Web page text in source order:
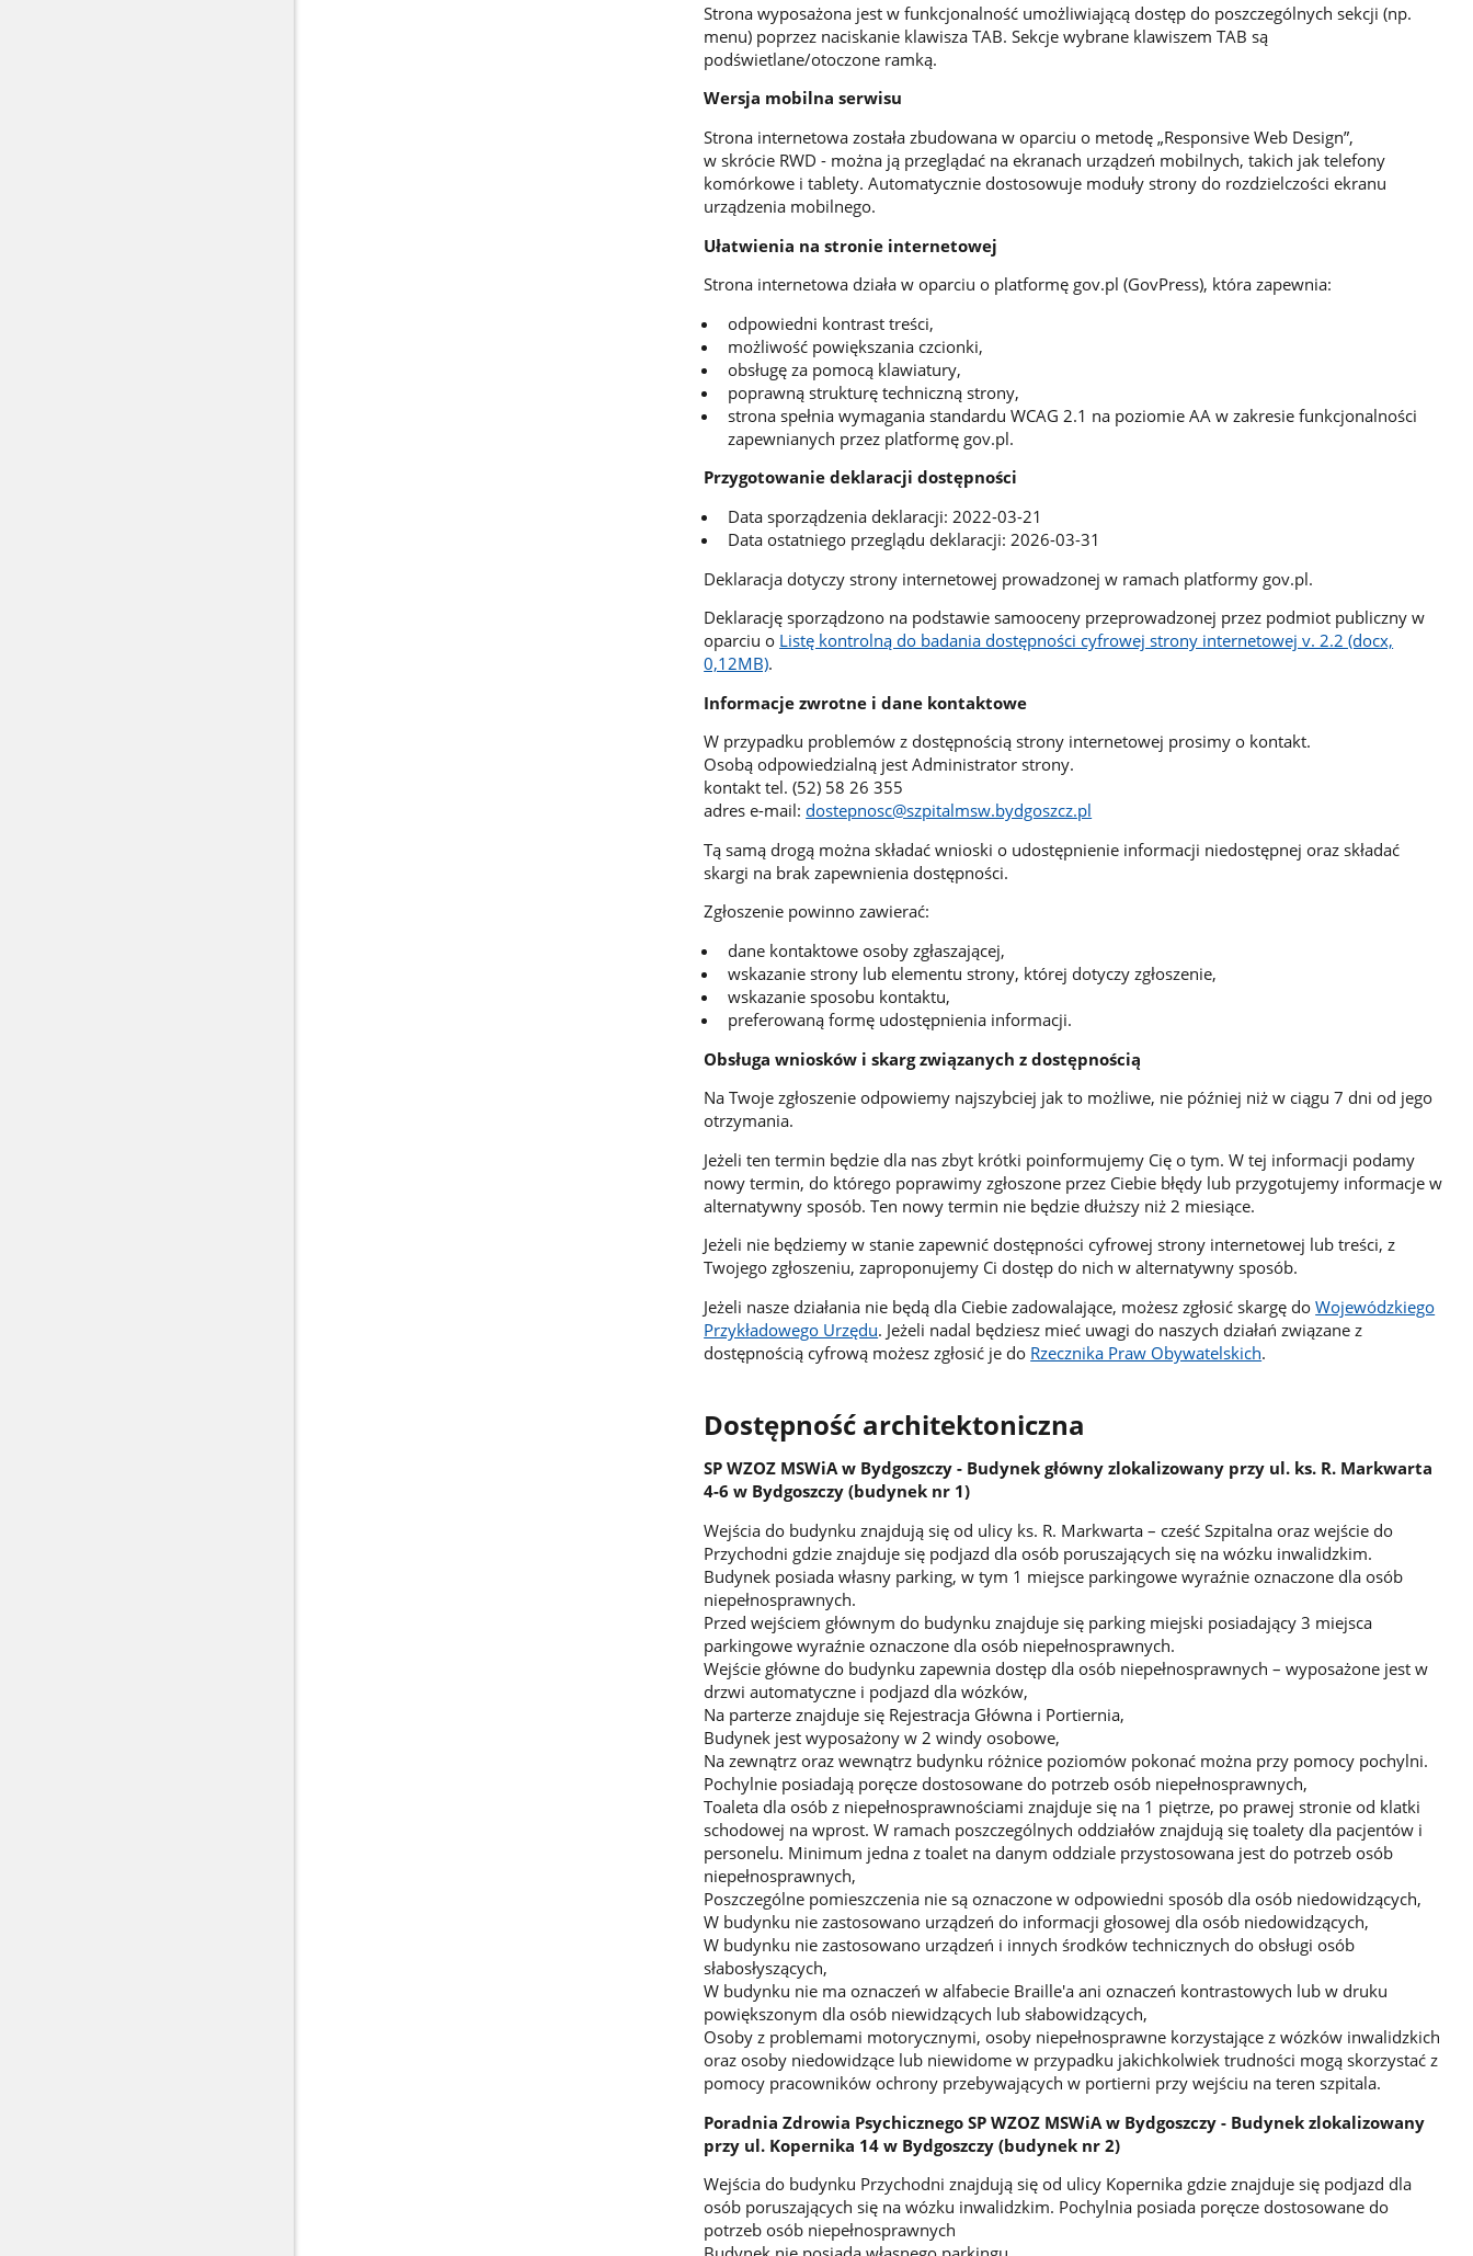
Strona wyposażona jest w funkcjonalność umożliwiającą dostęp do poszczególnych sekcji (np.
menu) poprzez naciskanie klawisza TAB. Sekcje wybrane klawiszem TAB są
podświetlane/otoczone ramką.
Wersja mobilna serwisu
Strona internetowa została zbudowana w oparciu o metodę „Responsive Web Design”,
w skrócie RWD - można ją przeglądać na ekranach urządzeń mobilnych, takich jak telefony
komórkowe i tablety. Automatycznie dostosowuje moduły strony do rozdzielczości ekranu
urządzenia mobilnego.
Ułatwienia na stronie internetowej
Strona internetowa działa w oparciu o platformę gov.pl (GovPress), która zapewnia:
odpowiedni kontrast treści,
możliwość powiększania czcionki,
obsługę za pomocą klawiatury,
poprawną strukturę techniczną strony,
strona spełnia wymagania standardu WCAG 2.1 na poziomie AA w zakresie funkcjonalności
zapewnianych przez platformę gov.pl.
Przygotowanie deklaracji dostępności
Data sporządzenia deklaracji: 2022-03-21
Data ostatniego przeglądu deklaracji: 2026-03-31
Deklaracja dotyczy strony internetowej prowadzonej w ramach platformy gov.pl.
Deklarację sporządzono na podstawie samooceny przeprowadzonej przez podmiot publiczny w
oparciu o Listę kontrolną do badania dostępności cyfrowej strony internetowej v. 2.2 (docx,
0,12MB).
Informacje zwrotne i dane kontaktowe
W przypadku problemów z dostępnością strony internetowej prosimy o kontakt.
Osobą odpowiedzialną jest Administrator strony.
kontakt tel. (52) 58 26 355
adres e-mail:dostepnosc@szpitalmsw.bydgoszcz.pl
Tą samą drogą można składać wnioski o udostępnienie informacji niedostępnej oraz składać
skargi na brak zapewnienia dostępności.
Zgłoszenie powinno zawierać:
dane kontaktowe osoby zgłaszającej,
wskazanie strony lub elementu strony, której dotyczy zgłoszenie,
wskazanie sposobu kontaktu,
preferowaną formę udostępnienia informacji.
Obsługa wniosków i skarg związanych z dostępnością
Na Twoje zgłoszenie odpowiemy najszybciej jak to możliwe, nie później niż w ciągu 7 dni od jego
otrzymania.
Jeżeli ten termin będzie dla nas zbyt krótki poinformujemy Cię o tym. W tej informacji podamy
nowy termin, do którego poprawimy zgłoszone przez Ciebie błędy lub przygotujemy informacje w
alternatywny sposób. Ten nowy termin nie będzie dłuższy niż 2 miesiące.
Jeżeli nie będziemy w stanie zapewnić dostępności cyfrowej strony internetowej lub treści, z
Twojego zgłoszeniu, zaproponujemy Ci dostęp do nich w alternatywny sposób.
Jeżeli nasze działania nie będą dla Ciebie zadowalające, możesz zgłosić skargę doWojewódzkiego
Przykładowego Urzędu. Jeżeli nadal będziesz mieć uwagi do naszych działań związane z
dostępnością cyfrową możesz zgłosić je do Rzecznika Praw Obywatelskich.
Dostępność architektoniczna
SP WZOZ MSWiA w Bydgoszczy - Budynek główny zlokalizowany przy ul. ks. R. Markwarta
4-6 w Bydgoszczy (budynek nr 1)
Wejścia do budynku znajdują się od ulicy ks. R. Markwarta – cześć Szpitalna oraz wejście do
Przychodni gdzie znajduje się podjazd dla osób poruszających się na wózku inwalidzkim.
Budynek posiada własny parking, w tym 1 miejsce parkingowe wyraźnie oznaczone dla osób
niepełnosprawnych.
Przed wejściem głównym do budynku znajduje się parking miejski posiadający 3 miejsca
parkingowe wyraźnie oznaczone dla osób niepełnosprawnych.
Wejście główne do budynku zapewnia dostęp dla osób niepełnosprawnych – wyposażone jest w
drzwi automatyczne i podjazd dla wózków,
Na parterze znajduje się Rejestracja Główna i Portiernia,
Budynek jest wyposażony w 2 windy osobowe,
Na zewnątrz oraz wewnątrz budynku różnice poziomów pokonać można przy pomocy pochylni.
Pochylnie posiadają poręcze dostosowane do potrzeb osób niepełnosprawnych,
Toaleta dla osób z niepełnosprawnościami znajduje się na 1 piętrze, po prawej stronie od klatki
schodowej na wprost. W ramach poszczególnych oddziałów znajdują się toalety dla pacjentów i
personelu. Minimum jedna z toalet na danym oddziale przystosowana jest do potrzeb osób
niepełnosprawnych,
Poszczególne pomieszczenia nie są oznaczone w odpowiedni sposób dla osób niedowidzących,
W budynku nie zastosowano urządzeń do informacji głosowej dla osób niedowidzących,
W budynku nie zastosowano urządzeń i innych środków technicznych do obsługi osób
słabosłyszących,
W budynku nie ma oznaczeń w alfabecie Braille'a ani oznaczeń kontrastowych lub w druku
powiększonym dla osób niewidzących lub słabowidzących,
Osoby z problemami motorycznymi, osoby niepełnosprawne korzystające z wózków inwalidzkich
oraz osoby niedowidzące lub niewidome w przypadku jakichkolwiek trudności mogą skorzystać z
pomocy pracowników ochrony przebywających w portierni przy wejściu na teren szpitala.
Poradnia Zdrowia Psychicznego SP WZOZ MSWiA w Bydgoszczy - Budynek zlokalizowany
przy ul. Kopernika 14 w Bydgoszczy (budynek nr 2)
Wejścia do budynku Przychodni znajdują się od ulicy Kopernika gdzie znajduje się podjazd dla
osób poruszających się na wózku inwalidzkim. Pochylnia posiada poręcze dostosowane do
potrzeb osób niepełnosprawnych